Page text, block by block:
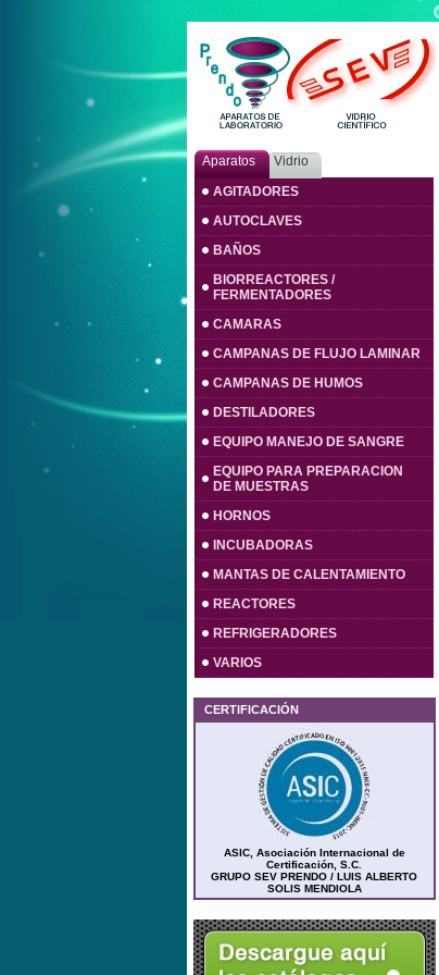
Aparatos
Vidrio
AGITADORES
AUTOCLAVES
BAÑOS
BIORREACTORES /
FERMENTADORES
CAMARAS
CAMPANAS DE FLUJO LAMINAR
CAMPANAS DE HUMOS
DESTILADORES
EQUIPO MANEJO DE SANGRE
EQUIPO PARA PREPARACION
DE MUESTRAS
HORNOS
INCUBADORAS
MANTAS DE CALENTAMIENTO
REACTORES
REFRIGERADORES
VARIOS
CERTIFICACIÓN
ASIC, Asociación Internacional de
Certificación, S.C.
GRUPO SEV PRENDO / LUIS ALBERTO
SOLIS MENDIOLA